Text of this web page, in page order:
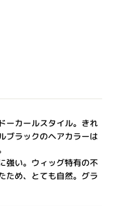
ーカールスタイル。きれ
ブラックのヘアカラーは
強い。ウィッグ特有の不
ため、とても自然。グラ